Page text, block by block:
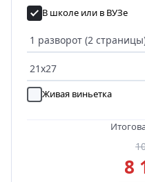
В школе или в ВУЗе
Живая виньетка
8